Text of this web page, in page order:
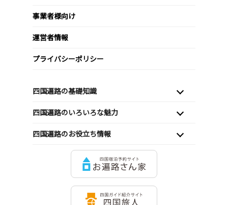
事業者様向け
運営者情報
プライバシーポリシー
四国遍路の基礎知識
四国遍路のいろいろな魅力
四国遍路のお役立ち情報